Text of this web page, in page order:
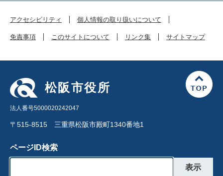
アクセシビリティ 個人情報の取り扱いについて
免責事項 このサイトについて リンク集 サイトマップ
松阪市役所
法人番号5000020242047
〒515-8515 三重県松阪市殿町1340番地1
ページID検索